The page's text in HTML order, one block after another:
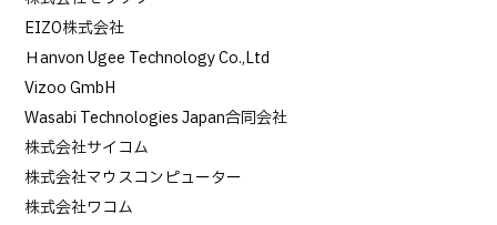
EIZO株式会社
Ｈanvon Ugee Technology Co.,Ltd
Vizoo GmbH
Wasabi Technologies Japan合同会社
株式会社サイコム
株式会社マウスコンピューター
株式会社ワコム